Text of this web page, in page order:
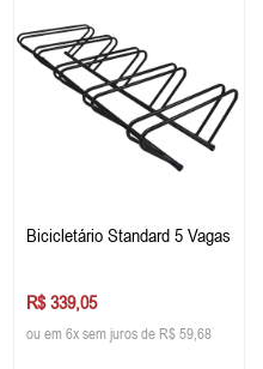
Bicicletário Standard 5 Vagas
R$ 339,05
ou em 6x sem juros de R$ 59,68